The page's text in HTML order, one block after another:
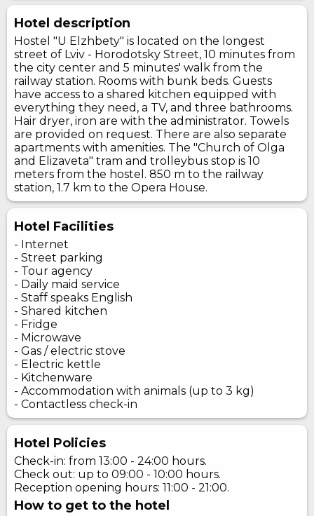
Hotel description
Hostel "U Elzhbety" is located on the longest
street of Lviv - Horodotsky Street, 10 minutes from
the city center and 5 minutes' walk from the
railway station. Rooms with bunk beds. Guests
have access to a shared kitchen equipped with
everything they need, a TV, and three bathrooms.
Hair dryer, iron are with the administrator. Towels
are provided on request. There are also separate
apartments with amenities. The "Church of Olga
and Elizaveta" tram and trolleybus stop is 10
meters from the hostel. 850 m to the railway
station, 1.7 km to the Opera House.
Hotel Facilities
- Internet
- Street parking
- Tour agency
- Daily maid service
- Staff speaks English
- Shared kitchen
- Fridge
- Microwave
- Gas / electric stove
- Electric kettle
- Kitchenware
- Accommodation with animals (up to 3 kg)
- Contactless check-in
Hotel Policies
Check-in: from 13:00 - 24:00 hours.
Check out: up to 09:00 - 10:00 hours.
Reception opening hours: 11:00 - 21:00.
How to get to the hotel